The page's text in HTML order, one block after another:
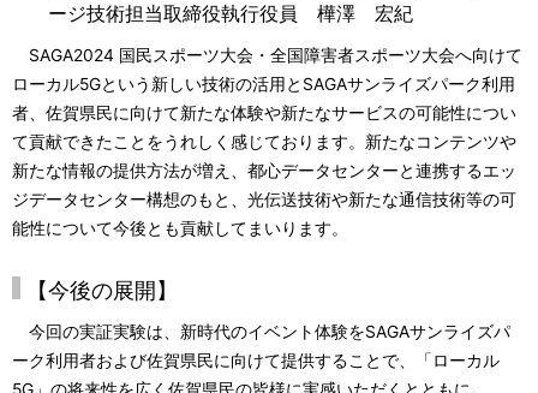
ージ技術担当取締役執行役員 樺澤 宏紀
SAGA2024 国民スポーツ大会・全国障害者スポーツ大会へ向けて
ローカル5Gという新しい技術の活用とSAGAサンライズパーク利用
者、佐賀県民に向けて新たな体験や新たなサービスの可能性につい
て貢献できたことをうれしく感じております。新たなコンテンツや
新たな情報の提供方法が増え、都心データセンターと連携するエッ
ジデータセンター構想のもと、光伝送技術や新たな通信技術等の可
能性について今後とも貢献してまいります。
【今後の展開】
今回の実証実験は、新時代のイベント体験をSAGAサンライズパ
ーク利用者および佐賀県民に向けて提供することで、「ローカル
5G」の将来性を広く佐賀県民の皆様に実感いただくとともに、